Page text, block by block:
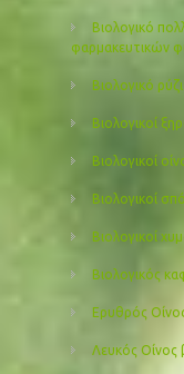
Βιολογικό
φαρμακευτικών
Βιολογικό ρύζι
Βιολογικοί
Βιολογικοί
Βιολογικοί
Βιολογικοί
Βιολογικός
Ερυθρός
Λευκός Οίνος